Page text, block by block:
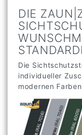
DIE
Die
individueller
modernen